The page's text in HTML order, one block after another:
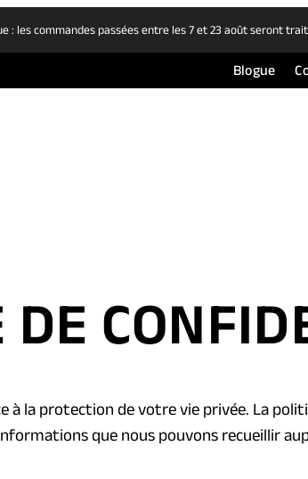
: les commandes passées entre les 7 et 23 août seront
Blogue
DE
à la protection de votre vie privée. La
que nous pouvons recueillir